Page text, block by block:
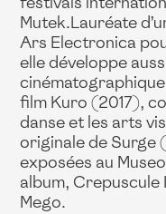
Mutek.Lauréate
Ars Electronica
elle développe
film Kuro (2017),
danse et les arts
originale de Surge
exposées au
album, Crepuscule
Mego.